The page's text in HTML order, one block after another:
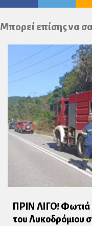
Μπορεί επίσης να
ΠΡΙΝ ΛΙΓΟ! Φωτιά
του Λυκοδρόμιου